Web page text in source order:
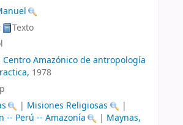
Texto
Centro Amazónico de antropología
1978
| Misiones Religiosas
|
-- Perú -- Amazonía
| Maynas,